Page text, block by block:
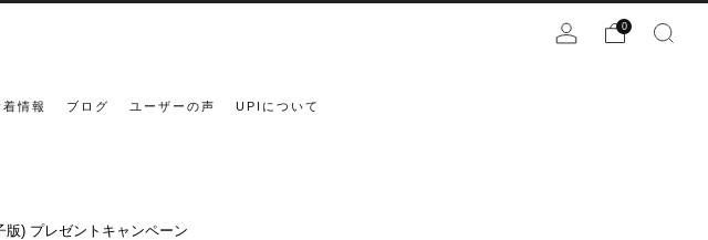
着情報 ブログ ユーザーの声 UPIについて
0
版) プレゼントキャンペーン